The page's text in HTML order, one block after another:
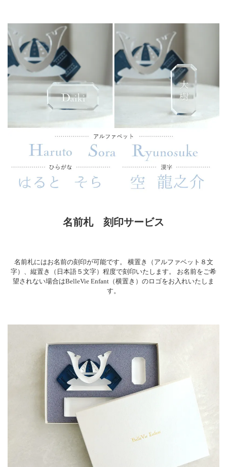
名前札 刻印サービス
名前札にはお名前の刻印が可能です。
横置き（アルファベット８文
字）、縦置き（日本語５文字）程度で刻印いたします。
お名前をご希
望されない場合はBelleVie Enfant（横置き）のロゴをお入れいたしま
す。